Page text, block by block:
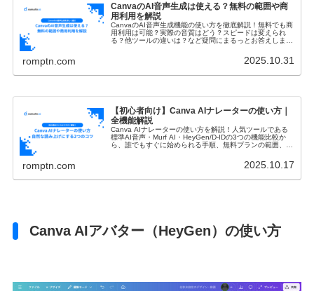
CanvaのAI音声生成は使える？無料の範囲や商
用利用を解説
CanvaのAI音声生成機能の使い方を徹底解説！無料でも商
用利用は可能？実際の音質はどう？スピードは変えられ
る？他ツールの違いは？など疑問にまるっとお答えしま
romptn.com 2025.10.31
【初心者向け】Canva AIナレーターの使い方｜
全機能解説
Canva AIナレーターの使い方を解説！人気ツールである
標準AI音声・Murf AI・HeyGen/D-IDの3つの機能比較か
ら、誰でもすぐに始められる手順、無料プランの範囲、自
romptn.com 2025.10.17
Canva AIアバター（HeyGen）の使い方